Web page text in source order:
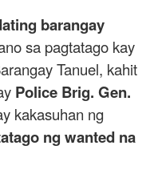
barangay
sa pagtatago kay
Tanuel, kahit
Police Brig. Gen.
kakasuhan ng
ng wanted na